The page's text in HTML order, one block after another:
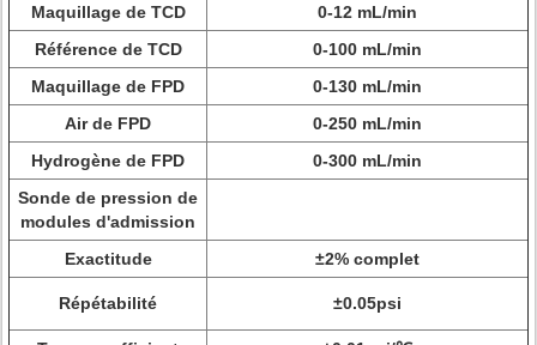
Maquillage de TCD
0-12 mL/min
Référence de TCD
0-100 mL/min
Maquillage de FPD
0-130 mL/min
Air de FPD
0-250 mL/min
Hydrogène de FPD
0-300 mL/min
Sonde de pression de
modules d'admission
Exactitude
±2% complet
Répétabilité ±0.05psi